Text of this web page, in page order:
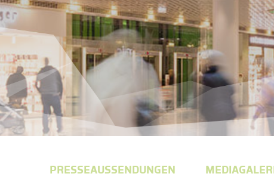
PRESSEAUSSENDUNGEN